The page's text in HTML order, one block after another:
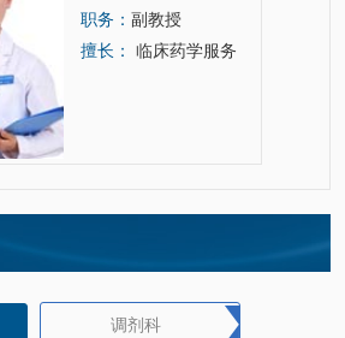
职务： 副教授
擅长：
临床药学服务
调剂科